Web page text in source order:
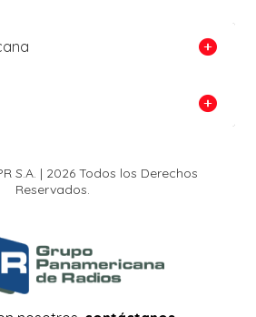
S.A. | 2026 Todos los Derechos
Reservados.